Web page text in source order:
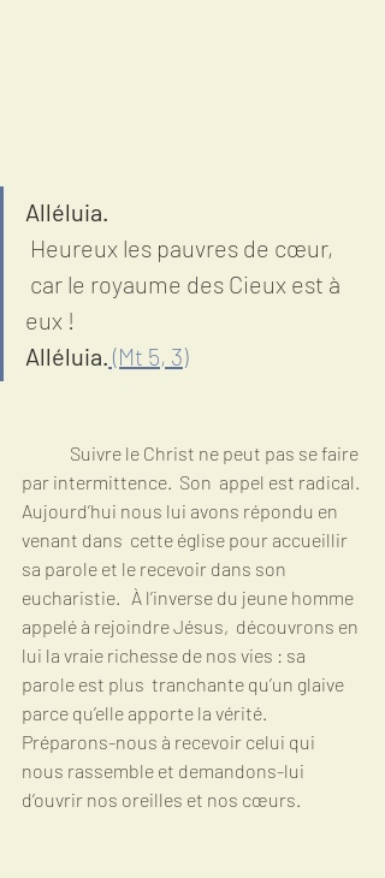
Alléluia.
Heureux les pauvres de cœur,
eux !
Alléluia. (Mt 5, 3)
par intermittence.  Son  appel est radical.
Aujourd’hui nous lui avons répondu en
venant dans  cette église pour accueillir
sa parole et le recevoir dans son
eucharistie.   À l’inverse du jeune homme
appelé à rejoindre Jésus,  découvrons en
lui la vraie richesse de nos vies : sa
parole est plus  tranchante qu’un glaive
parce qu’elle apporte la vérité.
Préparons-nous à recevoir celui qui
nous rassemble et demandons-lui
d’ouvrir nos oreilles et nos cœurs.